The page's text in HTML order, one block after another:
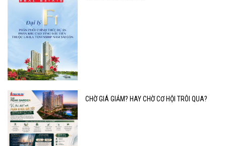
CHỜ GIÁ GIẢM? HAY CHỜ CƠ HỘI TRÔI QUA?